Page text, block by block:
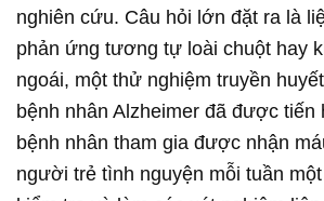
nghiên cứu. Câu hỏi lớn đặt ra là
phản ứng tương tự loài chuột hay
ngoái, một thử nghiệm truyền
bệnh nhân Alzheimer đã được tiến
bệnh nhân tham gia được nhận
người trẻ tình nguyện mỗi tuần